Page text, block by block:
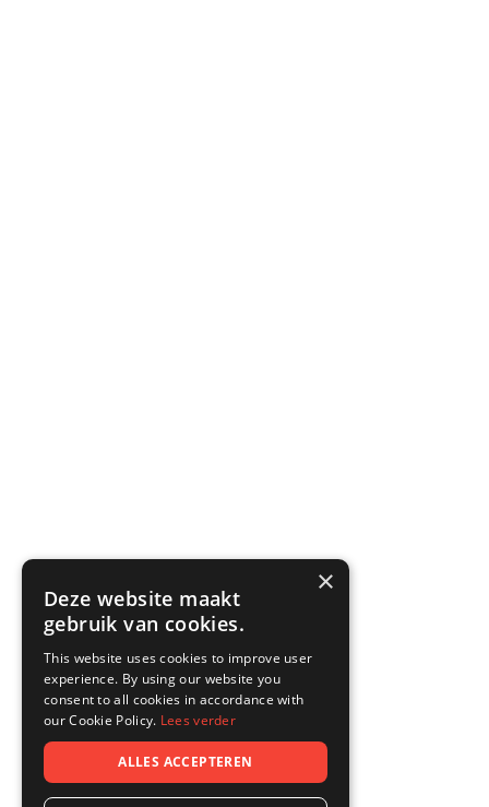
×
Deze website maakt
gebruik van cookies.
This website uses cookies to improve user
experience. By using our website you
consent to all cookies in accordance with
our Cookie Policy. Lees verder
ALLES ACCEPTEREN